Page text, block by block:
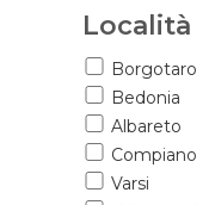
Località
Borgotaro
Bedonia
Albareto
Compiano
Varsi